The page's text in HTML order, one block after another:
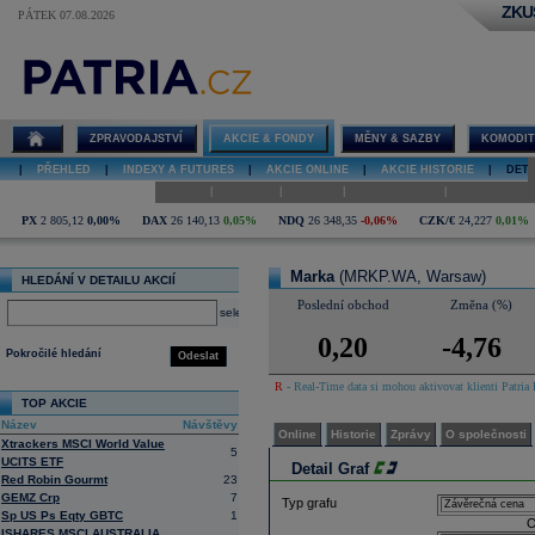
PÁTEK 07.08.2026
Marka graf
ZPRAVODAJSTVÍ AKCIE & FONDY MĚNY & SAZBY
PŘEHLED INDEXY A FUTURES AKCIE ONLINE AKCIE HISTORIE
PX 2 805,12 0,00% DAX 26 140,13 0,05% NDQ 26 348,35 -0,06% CZK/€ 24,227 0,01%
HLEDÁNÍ V DETAILU AKCIÍ
select
Odeslat
Pokročilé hledání
TOP AKCIE
Název
Návštěvy
Xtrackers MSCI World Value
UCITS ETF
5
Red Robin Gourmt
23
GEMZ Crp
7
Sp US Ps Eqty GBTC
1
Marka (MRKP.WA, Warsaw)
Poslední obchod Změna (%)
0,20 -4,76
R - Real-Time data si mohou aktivovat klienti
Online Historie Zprávy O společnosti
Detail Graf
Typ grafu